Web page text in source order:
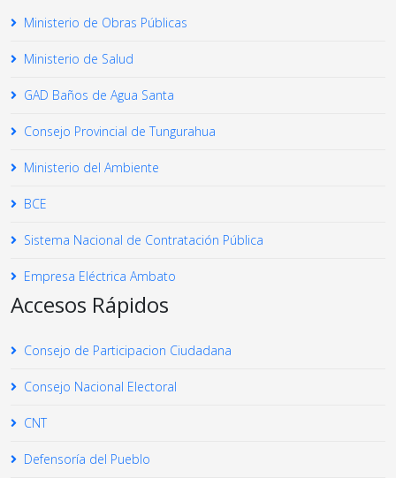
Ministerio de Obras Públicas
Ministerio de Salud
GAD Baños de Agua Santa
Consejo Provincial de Tungurahua
Ministerio del Ambiente
BCE
Sistema Nacional de Contratación Pública
Empresa Eléctrica Ambato
Accesos Rápidos
Consejo de Participacion Ciudadana
Consejo Nacional Electoral
CNT
Defensoría del Pueblo